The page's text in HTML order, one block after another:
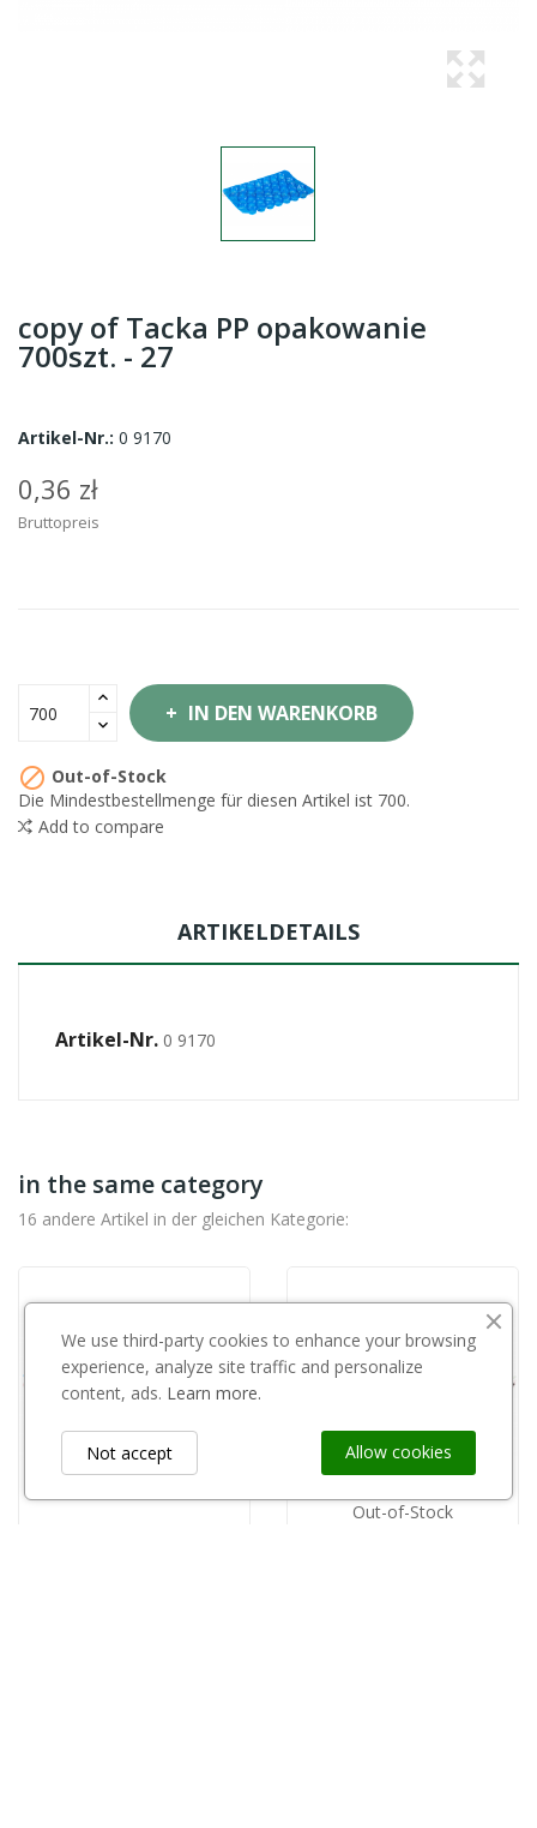
copy of Tacka PP opakowanie
700szt. - 27
Artikel-Nr.: 0 9170
0,36 zł
Bruttopreis
IN DEN WARENKORB
 Out-of-Stock
Die Mindestbestellmenge für diesen Artikel ist 700.
Add to compare
ARTIKELDETAILS
Artikel-Nr. 0 9170
in the same category
16 andere Artikel in der gleichen Kategorie:
Out-of-Stock
We use third-party cookies to enhance your browsing
experience, analyze site traffic and personalize
content, ads. Learn more.
Allow cookies
Not accept